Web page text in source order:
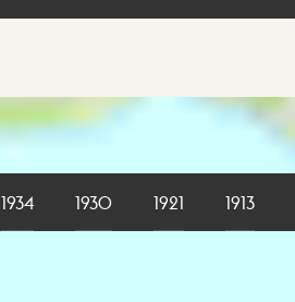
1934 1930 1921 1913